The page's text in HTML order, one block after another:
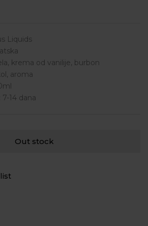
Liquids
krema od vanilije, burbon
aroma
14 dana
Out stock